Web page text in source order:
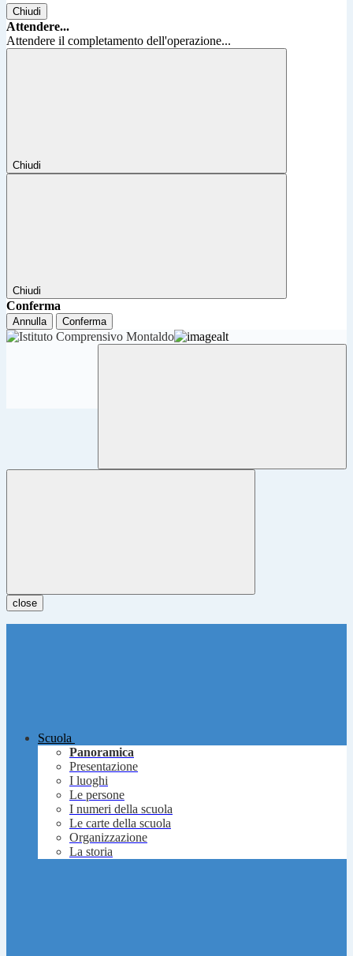
Chiudi
Attendere...
Attendere il completamento dell'operazione...
Chiudi
Chiudi
Conferma
Annulla Conferma
close
Scuola
Panoramica
Presentazione
I luoghi
Le persone
I numeri della scuola
Le carte della scuola
Organizzazione
La storia